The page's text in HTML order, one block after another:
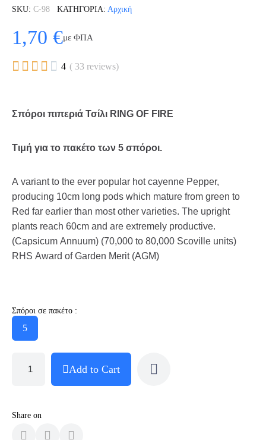
SKU C-98 ΚΑΤΗΓΟΡΊΑ Αρχική
1,70 €με ΦΠΑ
     4 ( 33 reviews)
Σπόροι πιπεριά Τσίλι RING OF FIRE
Τιμή για το πακέτο των 5 σπόροι.
A variant to the ever popular hot cayenne Pepper,
producing 10cm long pods which mature from green to
Red far earlier than most other varieties. The upright
plants reach 60cm and are extremely productive.
(Capsicum Annuum) (70,000 to 80,000 Scoville units)
RHS Award of Garden Merit (AGM)
Σπόροι σε πακέτο :
5
Add to Cart
Share on